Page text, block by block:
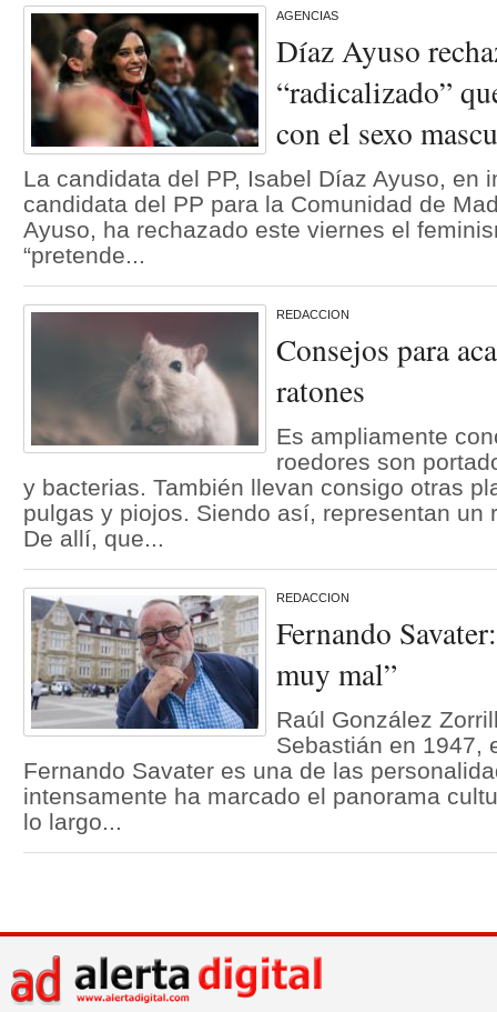
AGENCIAS
Díaz Ayuso
“radicalizado”
con el sexo
La candidata del PP, Isabel Díaz Ayuso, en
candidata del PP para la Comunidad de
Ayuso, ha rechazado este viernes el
“pretende...
REDACCION
Consejos para
ratones
Es ampliamente
roedores son
y bacterias. También llevan consigo otras
pulgas y piojos. Siendo así, representan un
De allí, que...
REDACCION
Fernando
muy mal”
Raúl González
Sebastián en 1947,
Fernando Savater es una de las
intensamente ha marcado el panorama
lo largo...